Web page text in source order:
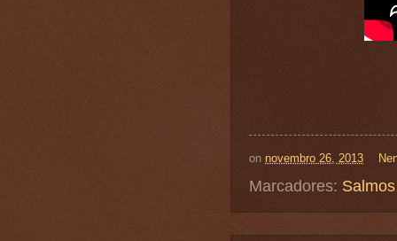
on novembro 26, 2013
Marcadores: Salmos